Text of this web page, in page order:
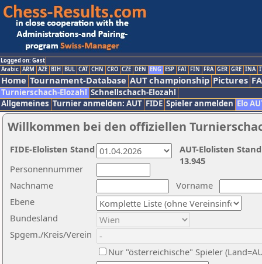
Logged on: Gast
Arabic ARM AZE BIH BUL CAT CHN CRO CZE DEN ENG ESP FAI FIN FRA GER GRE INA
Home Tournament-Database AUT championship Pictures
Turnierschach-Elozahl Schnellschach-Elozahl
Allgemeines Turnier anmelden: AUT FIDE Spieler anmelden Elo
Willkommen bei den offiziellen
Nachname
Vorname
Ebene
Personennummer
Bundesland
Spgem./Kreis/Verein
Nur "österreichische" Spieler
AUT-Elolisten
13.945
FIDE-Elolisten Stand